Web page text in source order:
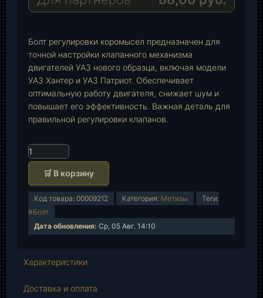
m
pl
Болт регулировки коромысел предназначен для
точной настройки клапанного механизма
двигателей УАЗ нового образца, включая модели
УАЗ Хантер и УАЗ Патриот. Обеспечивает
оптимальную работу двигателя, снижает шум и
повышает его эффективность. Важная деталь для
правильной регулировки клапанов.
К
о
и
в
т
🛒 В корзину
Код товара: 00009212 Категория: Метизы
Теги:
#Болт
Дата обновления: Ср, 05 Авг. 14:10
Характеристики
Доставка и оплата